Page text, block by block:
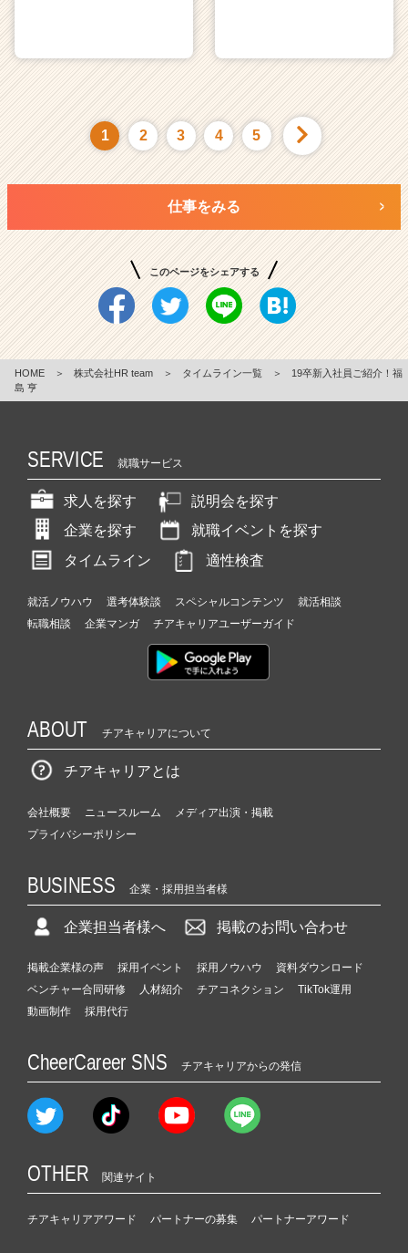
1 2 3 4 5
仕事をみる
このページをシェアする
HOME ＞ 株式会社HR team ＞ タイムライン一覧 ＞
19卒新入社員ご紹介！福
島 亨
SERVICE 就職サービス
求人を探す
説明会を探す
企業を探す
就職イベントを探す
タイムライン
適性検査
就活ノウハウ 選考体験談 スペシャルコンテンツ
就活相談
転職相談
企業マンガ チアキャリアユーザーガイド
ABOUT チアキャリアについて
チアキャリアとは
会社概要 ニュースルーム
メディア出演・掲載
プライバシーポリシー
BUSINESS 企業・採用担当者様
企業担当者様へ 掲載のお問い合わせ
掲載企業様の声 採用イベント 採用ノウハウ
資料ダウンロード
ベンチャー合同研修
人材紹介 チアコネクション
TikTok運用
動画制作
採用代行
CheerCareer SNS チアキャリアからの発信
OTHER 関連サイト
チアキャリアアワード パートナーの募集 パートナーアワード